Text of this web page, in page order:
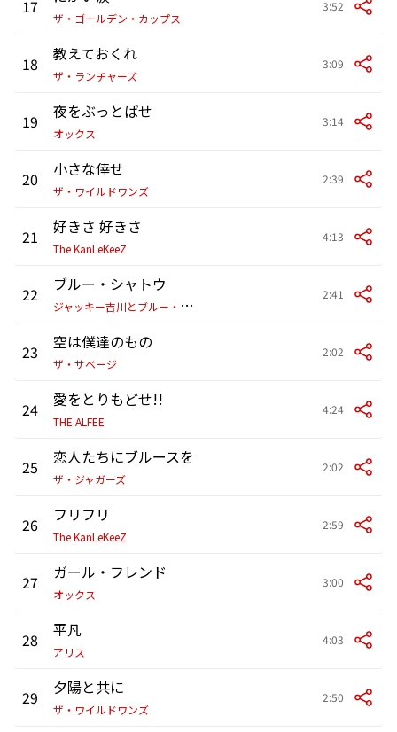
17
ザ・ゴールデン・カップス
3:52
18 教えておくれ
ザ・ランチャーズ
3:09
19 夜をぶっとばせ
オックス
3:14
20 小さな倖せ
ザ・ワイルドワンズ
2:39
21 好きさ 好きさ
The KanLeKeeZ
4:13
22
ブルー・シャトウ
ジ
ャッキー吉川とブルー・コメッツ
2:41
23 空は僕達のもの
ザ・サベージ
2:02
24 愛をとりもどせ!!
THE ALFEE
4:24
25 恋人たちにブルースを
ザ・ジャガーズ
2:02
26 フリフリ
The KanLeKeeZ
2:59
27 ガール・フレンド
オックス
3:00
28 平凡
アリス
4:03
29 夕陽と共に
ザ・ワイルドワンズ
2:50